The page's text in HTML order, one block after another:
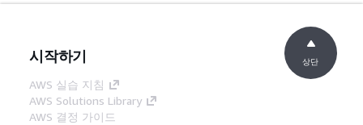
시작하기
AWS 실습 지침
AWS Solutions Library
AWS 결정 가이드
상단